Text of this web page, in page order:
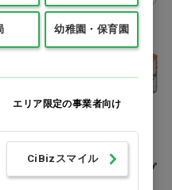
スマートPEレコード巻テープ
幼稚園・保育園
エリア限定の事業者向け
CiBizスマイル